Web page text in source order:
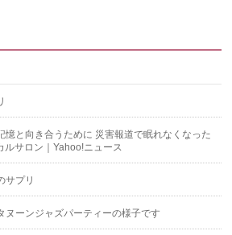
憶と向き合うために 災害報道で眠れなくなった
ルサロン｜Yahoo!ニュース
サプリ
ヌーンジャズパーティーの様子です